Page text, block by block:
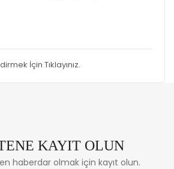
İçin Tıklayınız.
KAYIT OLUN
haberdar olmak için kayıt olun.